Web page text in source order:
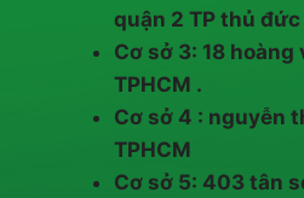
quận 2 TP thủ đức
Cơ sở 3: 18
TPHCM .
Cơ sở 4 : nguyễn
TPHCM
Cơ sở 5: 403 tân